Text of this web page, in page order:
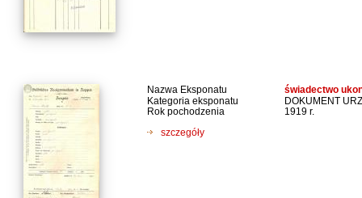
Nazwa Eksponatu świadectwo
Kategoria eksponatu
DOKUMENT
Rok pochodzenia
1919 r.
szczegóły